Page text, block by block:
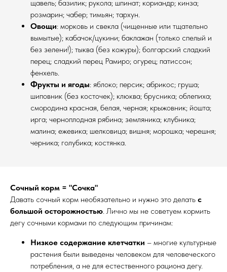
щавель; базилик; рукола; шпинат; кориандр; кинза;
розмарин; чабер; тимьян; тархун.
Овощи: морковь и свекла (чищенные или тщательно
вымытые); кабачок/цукини; баклажан (только спелый и
без зелени!); тыква (без кожуры); болгарский сладкий
перец; сладкий перец Рамиро; огурец; патиссон;
фенхель.
Фрукты и ягоды: яблоко; персик; абрикос; груша;
шиповник (без косточек); клюква; брусника; облепиха;
смородина красная, белая, черная; крыжовник; йошта;
ирга; черноплодная рябина; земляника; клубника;
малина; ежевика; шелковица; вишня; морошка; черешня;
черника; голубика; костянка.
Сочный корм = "Сочка"
Давать сочный корм необязательно и нужно это делать с
большой осторожностью. Лично мы не советуем кормить
дегу сочными кормами по следующим причинам:
Низкое содержание клетчатки – многие культурные
растения были выведены человеком для человеческого
потребления, а не для естественного рациона дегу.